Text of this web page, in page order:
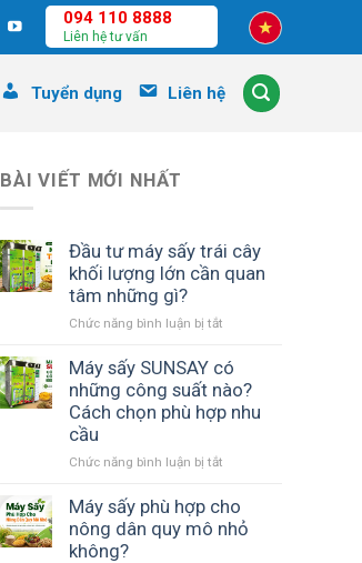
094 110 8888
Liên hệ tư vấn
Tuyển dụng Liên hệ
BÀI VIẾT MỚI NHẤT
Đầu tư máy sấy trái cây
khối lượng lớn cần quan
tâm những gì?
Chức năng bình luận bị tắt
tư
máy
sấy
trái
lớn
cần
quan
Máy sấy SUNSAY có
những công suất nào?
Cách chọn phù hợp nhu
cầu
Chức năng bình luận bị tắt
sấy
SUNSAY
có
Máy sấy phù hợp cho
nông dân quy mô nhỏ
không?